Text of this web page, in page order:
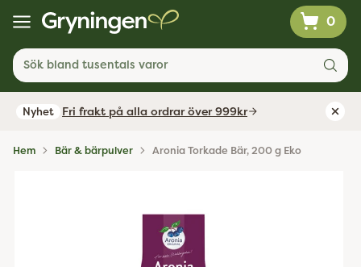
0
Sök bland tusentals varor
Nyhet Fri frakt på alla ordrar över 999kr
Hem Bär & bärpulver Aronia Torkade Bär, 200 g Eko